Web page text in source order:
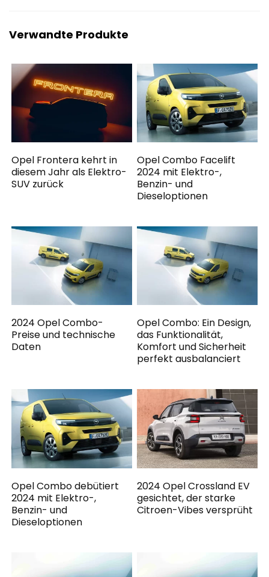
Verwandte Produkte
Opel Frontera kehrt in
diesem Jahr als Elektro-
SUV zurück
Opel Combo Facelift
2024 mit Elektro-,
Benzin- und
Dieseloptionen
2024 Opel Combo-
Preise und technische
Daten
Opel Combo: Ein Design,
das Funktionalität,
Komfort und Sicherheit
perfekt ausbalanciert
Opel Combo debütiert
2024 mit Elektro-,
Benzin- und
Dieseloptionen
2024 Opel Crossland EV
gesichtet, der starke
Citroen-Vibes versprüht